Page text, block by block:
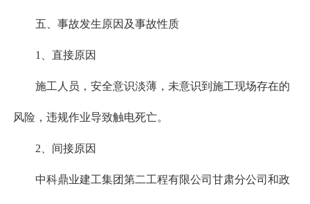
五、事故发生原因及事故性质
1、直接原因
施工人员，安全意识淡薄，未意识到施工现场存在的
风险，违规作业导致触电死亡。
2、间接原因
中科鼎业建工集团第二工程有限公司甘肃分公司和政